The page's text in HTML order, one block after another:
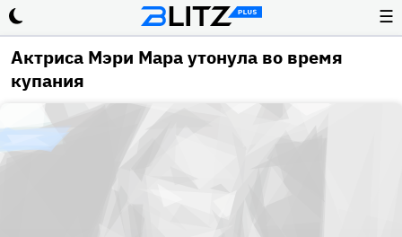
☰
Актриса Мэри Мара утонула во время
купания